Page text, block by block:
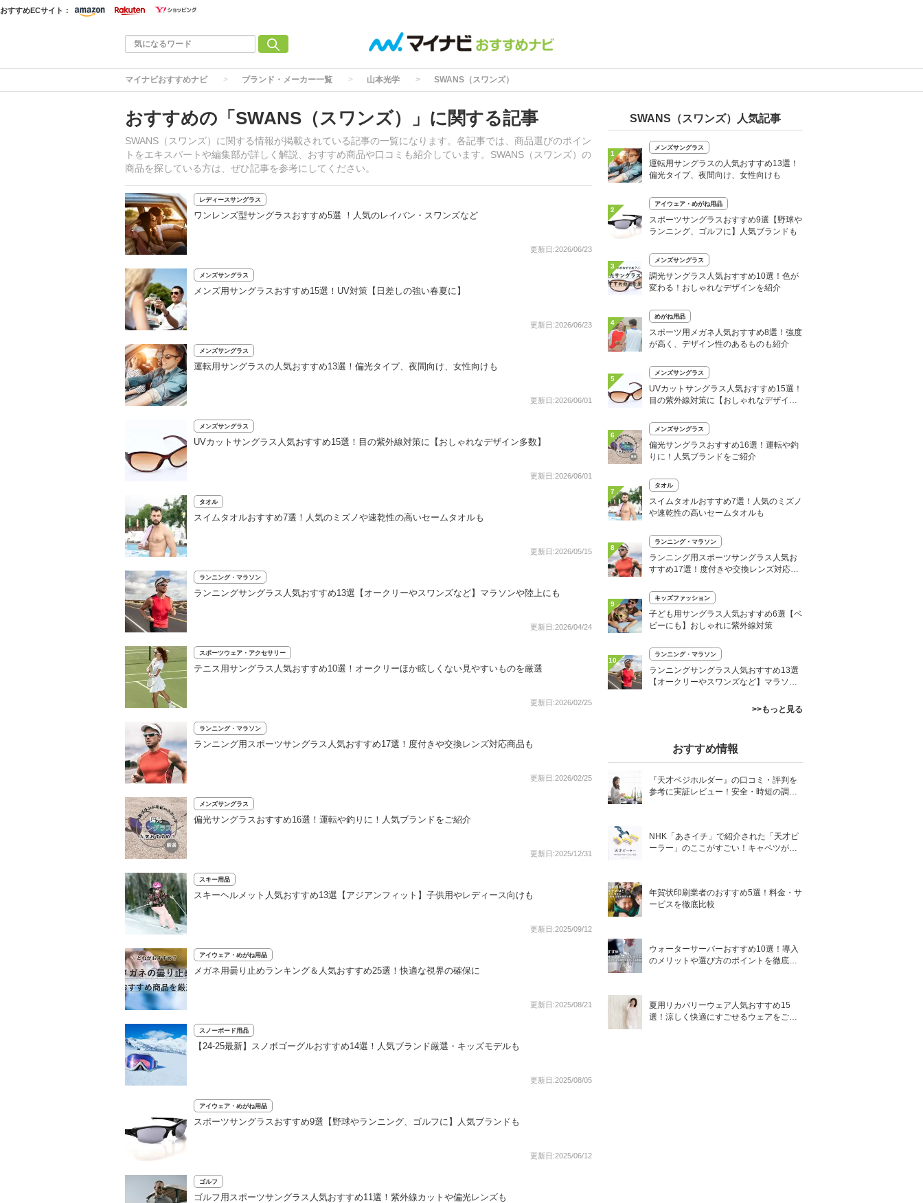
おすすめECサイト：
マイナビおすすめナビ ブランド・メーカー一覧 山本光学 SWANS（スワンズ）
おすすめの「SWANS（スワンズ）」に関する記事
SWANS（スワンズ）に関する情報が掲載されている記事の一覧になります。各記事では、商品選びのポイン
トをエキスパートや編集部が詳しく解説、おすすめ商品や口コミも紹介しています。SWANS（スワンズ）の
商品を探している方は、ぜひ記事を参考にしてください。
レディースサングラス
ワンレンズ型サングラスおすすめ5選 ！人気のレイバン・スワンズなど
更新日:2026/06/23
メンズサングラス
メンズ用サングラスおすすめ15選！UV対策【日差しの強い春夏に】
更新日:2026/06/23
メンズサングラス
運転用サングラスの人気おすすめ13選！偏光タイプ、夜間向け、女性向けも
更新日:2026/06/01
メンズサングラス
UVカットサングラス人気おすすめ15選！目の紫外線対策に【おしゃれなデザイン多数】
更新日:2026/06/01
タオル
スイムタオルおすすめ7選！人気のミズノや速乾性の高いセームタオルも
更新日:2026/05/15
ランニング・マラソン
ランニングサングラス人気おすすめ13選【オークリーやスワンズなど】マラソンや陸上にも
更新日:2026/04/24
スポーツウェア・アクセサリー
テニス用サングラス人気おすすめ10選！オークリーほか眩しくない見やすいものを厳選
更新日:2026/02/25
ランニング・マラソン
ランニング用スポーツサングラス人気おすすめ17選！度付きや交換レンズ対応商品も
更新日:2026/02/25
メンズサングラス
偏光サングラスおすすめ16選！運転や釣りに！人気ブランドをご紹介
更新日:2025/12/31
スキー用品
スキーヘルメット人気おすすめ13選【アジアンフィット】子供用やレディース向けも
更新日:2025/09/12
アイウェア・めがね用品
メガネ用曇り止めランキング＆人気おすすめ25選！快適な視界の確保に
更新日:2025/08/21
スノーボード用品
【24-25最新】スノボゴーグルおすすめ14選！人気ブランド厳選・キッズモデルも
更新日:2025/08/05
アイウェア・めがね用品
スポーツサングラスおすすめ9選【野球やランニング、ゴルフに】人気ブランドも
更新日:2025/06/12
ゴルフ
ゴルフ用スポーツサングラス人気おすすめ11選！紫外線カットや偏光レンズも
SWANS（スワンズ）人気記事
1
メンズサングラス
運転用サングラスの人気おすすめ13選！
偏光タイプ、夜間向け、女性向けも
2
アイウェア・めがね用品
スポーツサングラスおすすめ9選【野球や
ランニング、ゴルフに】人気ブランドも
3
メンズサングラス
調光サングラス人気おすすめ10選！色が
変わる！おしゃれなデザインを紹介
4
めがね用品
スポーツ用メガネ人気おすすめ8選！強度
が高く、デザイン性のあるものも紹介
5
メンズサングラス
UVカットサングラス人気おすすめ15選！
目の紫外線対策に【おしゃれなデザイン
6
メンズサングラス
偏光サングラスおすすめ16選！運転や釣
りに！人気ブランドをご紹介
7
タオル
スイムタオルおすすめ7選！人気のミズノ
や速乾性の高いセームタオルも
8
ランニング・マラソン
ランニング用スポーツサングラス人気お
すすめ17選！度付きや交換レンズ対応商
9
キッズファッション
子ども用サングラス人気おすすめ6選【ベ
ビーにも】おしゃれに紫外線対策
10
ランニング・マラソン
ランニングサングラス人気おすすめ13選
【オークリーやスワンズなど】マラソン
>>もっと見る
おすすめ情報
『天才ベジホルダー』の口コミ・評判を
参考に実証レビュー！安全・時短の調理
NHK「あさイチ」で紹介された「天才ピ
ーラー」のここがすごい！キャベツがほ
年賀状印刷業者のおすすめ5選！料金・サ
ービスを徹底比較
ウォーターサーバーおすすめ10選！導入
のメリットや選び方のポイントを徹底解
夏用リカバリーウェア人気おすすめ15
選！涼しく快適にすごせるウェアをご紹